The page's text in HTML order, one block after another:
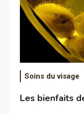
Soins du visage
Les bienfaits